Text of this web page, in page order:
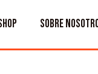
SOBRE